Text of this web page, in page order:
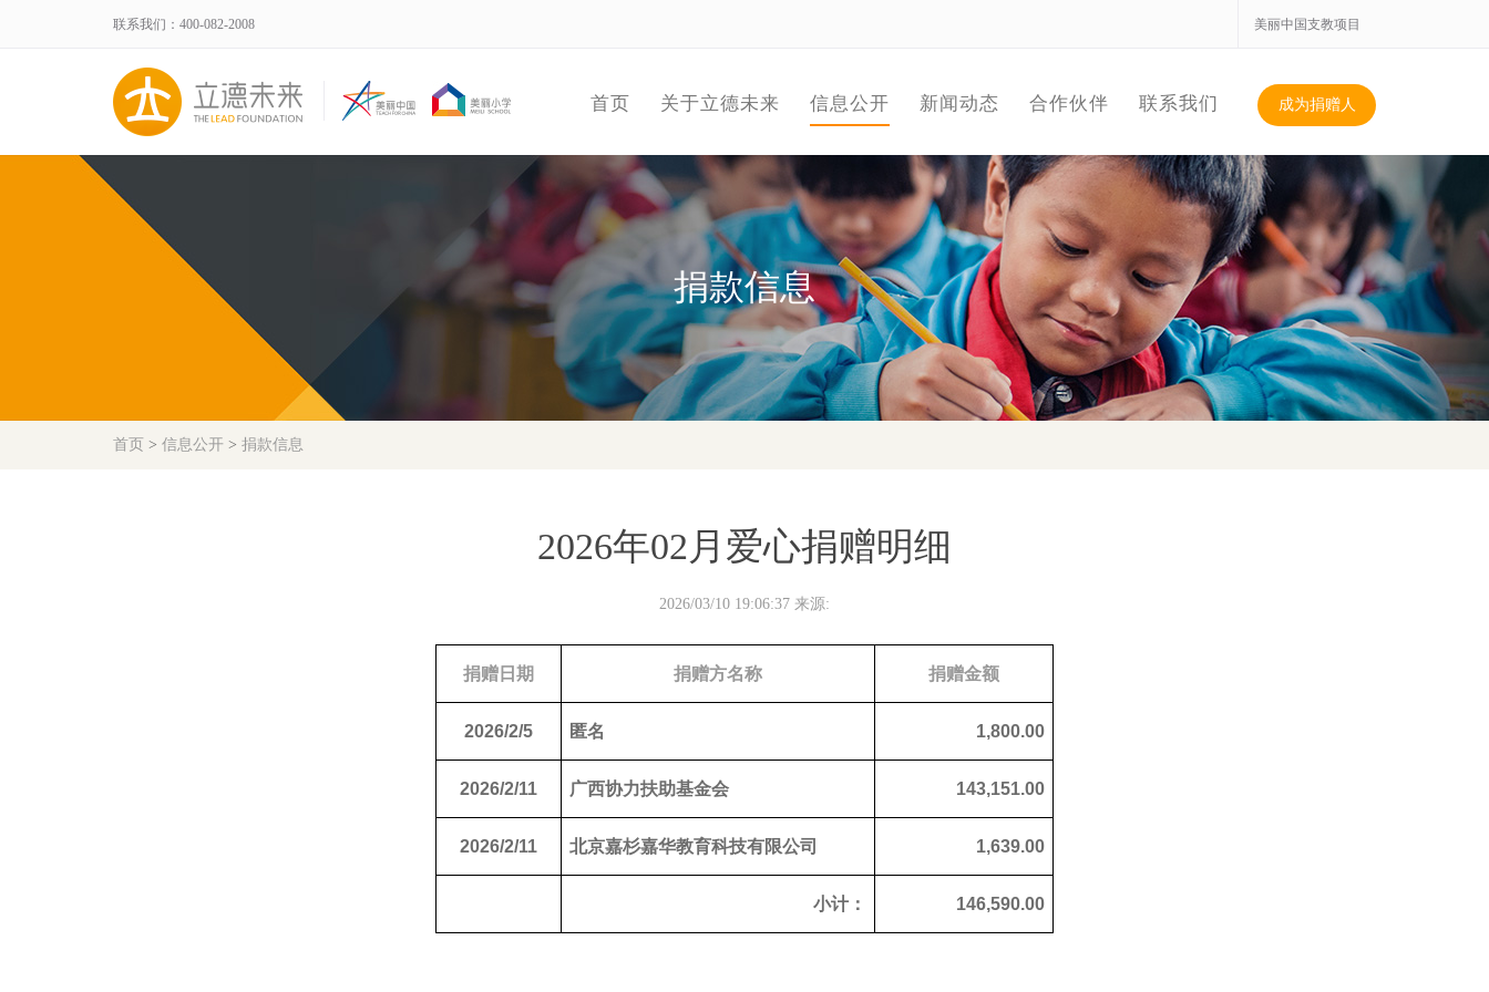
联系我们：400-082-2008 美丽中国支教项目
首页 关于立德未来 信息公开 新闻动态 合作伙伴 联系我们 成为捐赠人
捐款信息
首页 > 信息公开 > 捐款信息
2026年02月爱心捐赠明细
2026/03/10 19:06:37 来源:
捐赠日期 捐赠方名称 捐赠金额
2026/2/5 匿名 1,800.00
2026/2/11 广西协力扶助基金会 143,151.00
2026/2/11 北京嘉杉嘉华教育科技有限公司 1,639.00
小计： 146,590.00